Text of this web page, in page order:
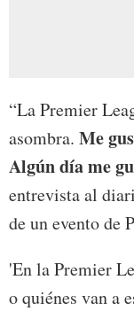
“La Premier
asombra. Me
Algún día me
entrevista al
de un evento de
'En la Premier
o quiénes van a